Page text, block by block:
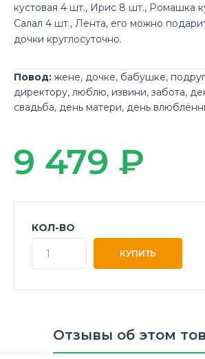
кустовая 4 шт., Ирис 8 шт., Ромашка
Салал 4 шт., Лента, его можно
дочки круглосуточно.
Повод: жене, дочке, бабушке,
директору, люблю, извини, забота,
свадьба, день матери, день
9 479 ₽
КОЛ-ВО
Отзывы об этом